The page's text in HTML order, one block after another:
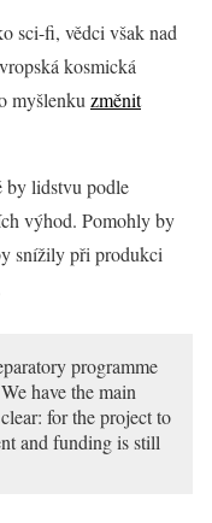
sci-fi, vědci však nad
kosmická
myšlenku změnit
by lidstvu podle
výhod. Pomohly by
snížily při produkci
programme
have the main
for the project to
and funding is still